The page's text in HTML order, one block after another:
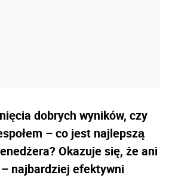
dobrych wyników, czy
– co jest najlepszą
Okazuje się, że ani
najbardziej efektywni